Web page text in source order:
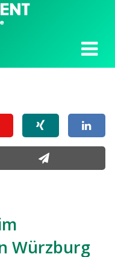
Würzburg